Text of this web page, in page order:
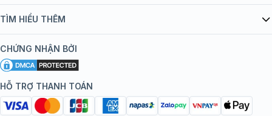
bán hàng
Chính sách nội dung
Chính sách bảo mật
Chính sách bảo mật dữ liệu cá nhân
Chính sách thanh toán
Danh mục vắc xin
Đội ngũ bác sĩ, chuyên gia
Hệ thống trung tâm tiêm chủng
TÌM HIỂU THÊM
Khuyến mãi
Tôi nên tiêm gì?
Tiêm chủng đi nước ngoài
CHỨNG NHẬN BỞI
HỖ TRỢ THANH TOÁN